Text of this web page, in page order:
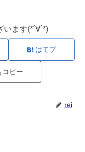
います(*´∀`*)
はてブ
コピー
rei